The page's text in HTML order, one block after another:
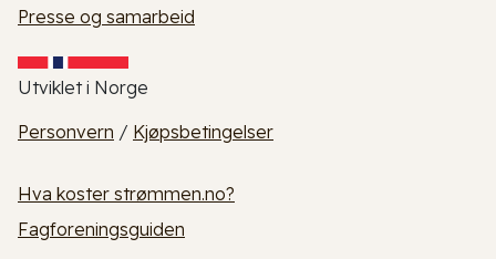
Presse og samarbeid
Utviklet i Norge
Personvern / Kjøpsbetingelser
Hva koster strømmen.no?
Fagforeningsguiden